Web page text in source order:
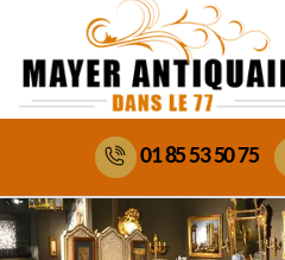
01 85 53 50 75